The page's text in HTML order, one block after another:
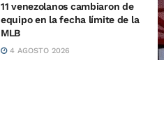
11 venezolanos cambiaron de
equipo en la fecha límite de la
MLB
4 AGOSTO 2026